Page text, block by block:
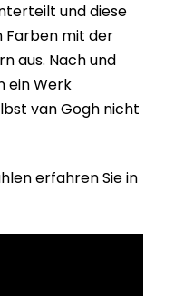
und diese
Farben mit der
aus. Nach und
ein Werk
van Gogh nicht
erfahren Sie in